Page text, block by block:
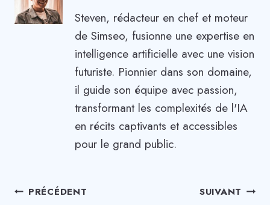
Steven, rédacteur en chef et moteur
de Simseo, fusionne une expertise en
intelligence artificielle avec une vision
futuriste. Pionnier dans son domaine,
il guide son équipe avec passion,
transformant les complexités de l'IA
en récits captivants et accessibles
pour le grand public.
Navigation
PRÉCÉDENT SUIVANT